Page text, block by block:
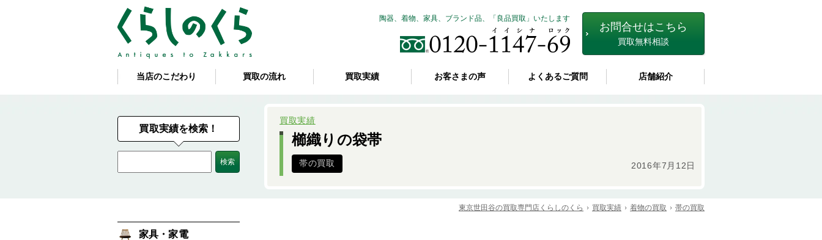
お問合せはこちら
買取無料相談
陶器、着物、家具、ブランド品、「良品買取」いたします
当店のこだわり 買取の流れ 買取実績 お客さまの声 よくあるご質問 店舗紹介
買取実績
櫛織りの袋帯
帯の買取 2016年7月12日
東京世田谷の買取専門店くらしのくら 買取実績 着物の買取 帯の買取
買取実績を検索！
家具・家電